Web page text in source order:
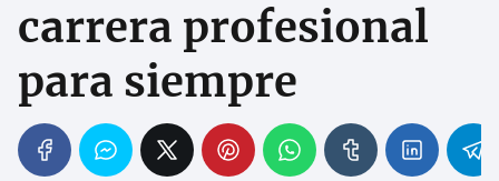
carrera profesional
para siempre